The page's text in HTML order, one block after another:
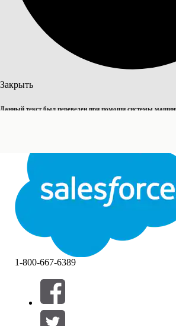
Закрыть
Данный текст был переведен при помощи системы
Закрыть
Фильтры (0)
ВЫБРАТЬ ФИЛЬТРЫ
1-800-667-6389